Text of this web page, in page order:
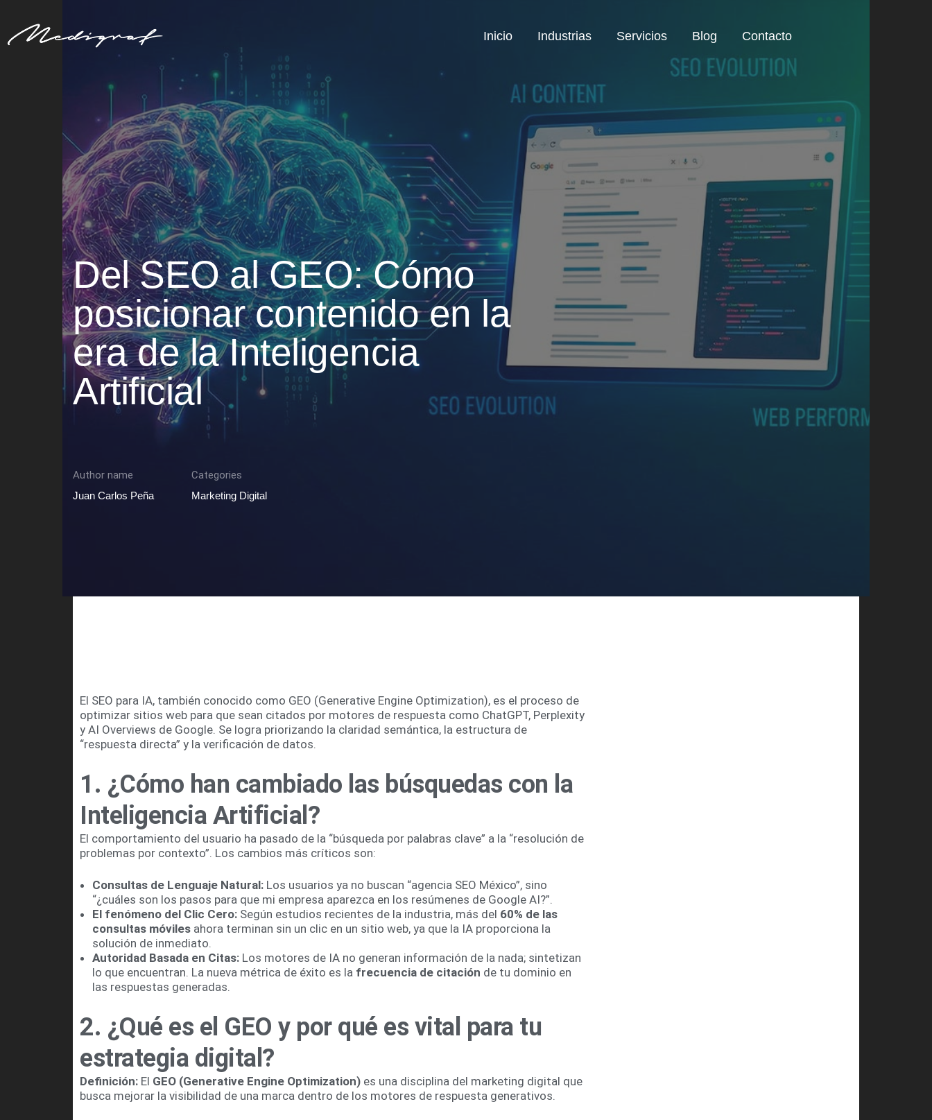
Inicio Industrias Servicios Blog Contacto
Del SEO al GEO: Cómo
posicionar contenido en la
era de la Inteligencia
Artificial
Author name
Juan Carlos Peña
Categories
Marketing Digital
El SEO para IA, también conocido como GEO (Generative Engine Optimization), es el proceso de
optimizar sitios web para que sean citados por motores de respuesta como ChatGPT, Perplexity
y AI Overviews de Google. Se logra priorizando la claridad semántica, la estructura de
“respuesta directa” y la verificación de datos.
1. ¿Cómo han cambiado las búsquedas con la
Inteligencia Artificial?
El comportamiento del usuario ha pasado de la “búsqueda por palabras clave” a la “resolución de
problemas por contexto”. Los cambios más críticos son:
Consultas de Lenguaje Natural: Los usuarios ya no buscan “agencia SEO México”, sino
“¿cuáles son los pasos para que mi empresa aparezca en los resúmenes de Google AI?”.
El fenómeno del Clic Cero: Según estudios recientes de la industria, más del 60% de las
consultas móviles ahora terminan sin un clic en un sitio web, ya que la IA proporciona la
solución de inmediato.
Autoridad Basada en Citas: Los motores de IA no generan información de la nada; sintetizan
lo que encuentran. La nueva métrica de éxito es la frecuencia de citación de tu dominio en
las respuestas generadas.
2. ¿Qué es el GEO y por qué es vital para tu
estrategia digital?
Definición: El GEO (Generative Engine Optimization) es una disciplina del marketing digital que
busca mejorar la visibilidad de una marca dentro de los motores de respuesta generativos.